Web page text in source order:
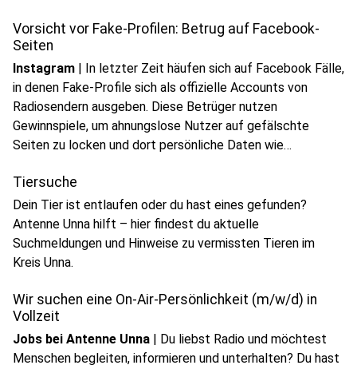
Vorsicht vor Fake-Profilen: Betrug auf Facebook-
Seiten
Instagram | In letzter Zeit häufen sich auf Facebook Fälle,
in denen Fake-Profile sich als offizielle Accounts von
Radiosendern ausgeben. Diese Betrüger nutzen
Gewinnspiele, um ahnungslose Nutzer auf gefälschte
Seiten zu locken und dort persönliche Daten wie
Tiersuche
Dein Tier ist entlaufen oder du hast eines gefunden?
Antenne Unna hilft – hier findest du aktuelle
Suchmeldungen und Hinweise zu vermissten Tieren im
Kreis Unna.
Wir suchen eine On-Air-Persönlichkeit (m/w/d) in
Vollzeit
Jobs bei Antenne Unna | Du liebst Radio und möchtest
Menschen begleiten, informieren und unterhalten? Du hast